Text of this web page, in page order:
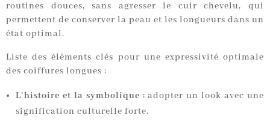
routines douces, sans agresser le cuir chevelu, qui
permettent de conserver la peau et les longueurs dans un
état optimal.
Liste des éléments clés pour une expressivité optimale
des coiffures longues :
L’histoire et la symbolique : adopter un look avec une
signification culturelle forte.